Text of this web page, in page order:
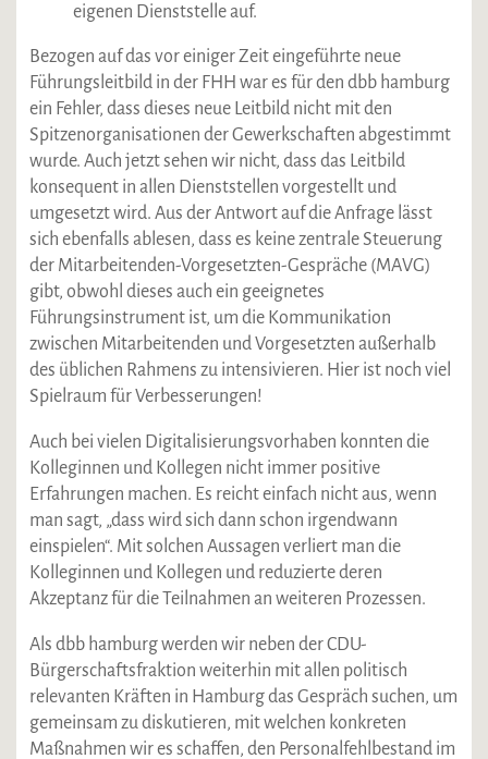
eigenen Dienststelle auf.
Bezogen auf das vor einiger Zeit eingeführte neue
Führungsleitbild in der FHH war es für den dbb hamburg
ein Fehler, dass dieses neue Leitbild nicht mit den
Spitzenorganisationen der Gewerkschaften abgestimmt
wurde. Auch jetzt sehen wir nicht, dass das Leitbild
konsequent in allen Dienststellen vorgestellt und
umgesetzt wird. Aus der Antwort auf die Anfrage lässt
sich ebenfalls ablesen, dass es keine zentrale Steuerung
der Mitarbeitenden-Vorgesetzten-Gespräche (MAVG)
gibt, obwohl dieses auch ein geeignetes
Führungsinstrument ist, um die Kommunikation
zwischen Mitarbeitenden und Vorgesetzten außerhalb
des üblichen Rahmens zu intensivieren. Hier ist noch viel
Spielraum für Verbesserungen!
Auch bei vielen Digitalisierungsvorhaben konnten die
Kolleginnen und Kollegen nicht immer positive
Erfahrungen machen. Es reicht einfach nicht aus, wenn
man sagt, „dass wird sich dann schon irgendwann
einspielen“. Mit solchen Aussagen verliert man die
Kolleginnen und Kollegen und reduzierte deren
Akzeptanz für die Teilnahmen an weiteren Prozessen.
Als dbb hamburg werden wir neben der CDU-
Bürgerschaftsfraktion weiterhin mit allen politisch
relevanten Kräften in Hamburg das Gespräch suchen, um
gemeinsam zu diskutieren, mit welchen konkreten
Maßnahmen wir es schaffen, den Personalfehlbestand im